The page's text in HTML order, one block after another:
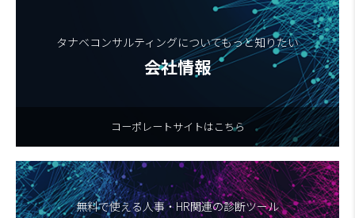
タナベコンサルティングについてもっと知りたい
会社情報
コーポレートサイトはこちら
無料で使える人事・HR関連の診断ツール